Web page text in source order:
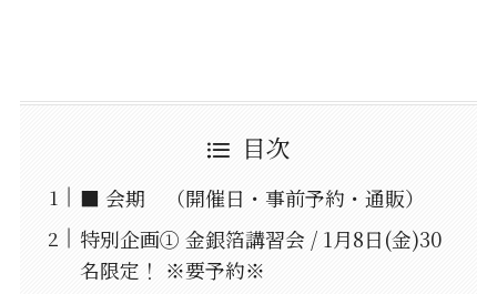
目次
■ 会期 （開催日・事前予約・通販）
特別企画① 金銀箔講習会 / 1月8日(金)30
名限定！ ※要予約※